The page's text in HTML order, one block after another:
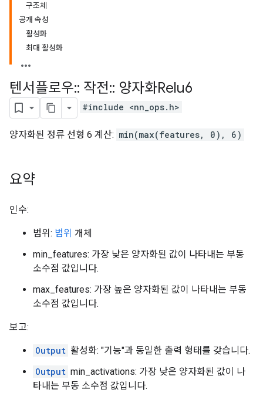
구조체
공개 속성
활성화
최대 활성화
텐서플로우:: 작전:: 양자화Relu6
#include <nn_ops.h>
양자화된 정류 선형 6 계산: min(max(features, 0), 6)
요약
인수:
범위: 범위 개체
min_features: 가장 낮은 양자화된 값이 나타내는 부동
소수점 값입니다.
max_features: 가장 높은 양자화된 값이 나타내는 부동
소수점 값입니다.
보고:
Output 활성화: "기능"과 동일한 출력 형태를 갖습니다.
Output min_activations: 가장 낮은 양자화된 값이 나
타내는 부동 소수점 값입니다.